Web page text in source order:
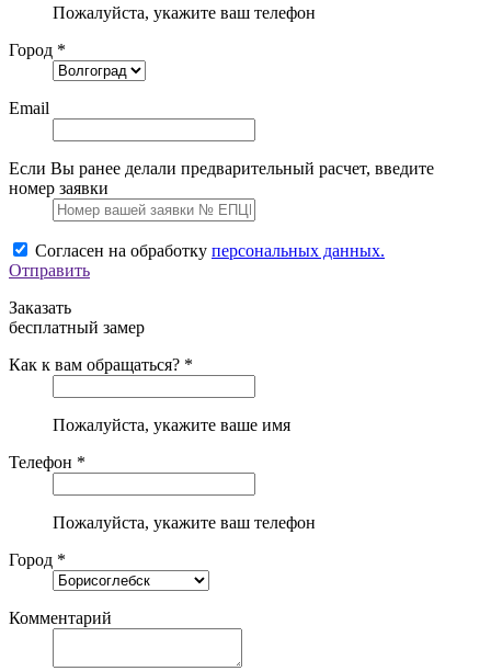
Пожалуйста, укажите ваш телефон
Город *
Email
Если Вы ранее делали предварительный расчет, введите
номер заявки
Согласен на обработку персональных данных.
Отправить
Заказать
бесплатный замер
Как к вам обращаться? *
Пожалуйста, укажите ваше имя
Телефон *
Пожалуйста, укажите ваш телефон
Город *
Комментарий